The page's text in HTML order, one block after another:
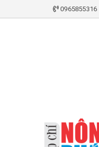
0965855316